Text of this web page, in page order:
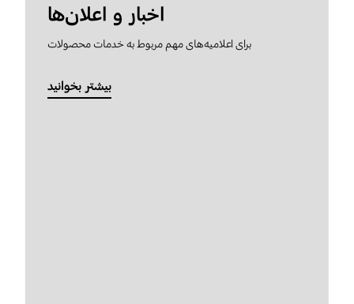
اخبار و اعلان‌ها
برای اعلامیه‌های مهم مربوط به خدمات محصولات
بیشتر بخوانید